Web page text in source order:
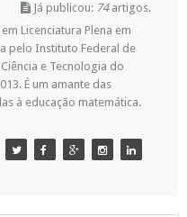
Já publicou: 74artigos.
Licenciatura Plena em
pelo Instituto Federal de
e Tecnologia do
É um amante das
à educação matemática.